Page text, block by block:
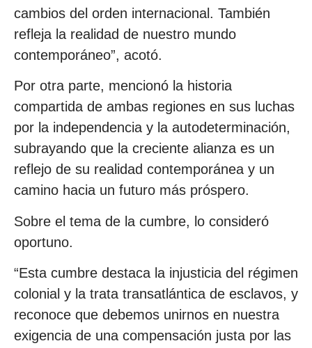
cambios del orden internacional. También
refleja la realidad de nuestro mundo
contemporáneo”, acotó.
Por otra parte, mencionó la historia
compartida de ambas regiones en sus luchas
por la independencia y la autodeterminación,
subrayando que la creciente alianza es un
reflejo de su realidad contemporánea y un
camino hacia un futuro más próspero.
Sobre el tema de la cumbre, lo consideró
oportuno.
“Esta cumbre destaca la injusticia del régimen
colonial y la trata transatlántica de esclavos, y
reconoce que debemos unirnos en nuestra
exigencia de una compensación justa por las